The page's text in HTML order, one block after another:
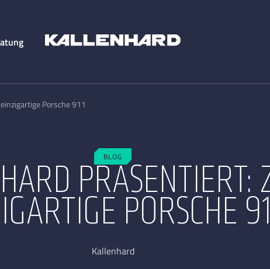
Porsche 911
BLOG
PRÄSENTIERT:
PORSCHE
Kallenhard